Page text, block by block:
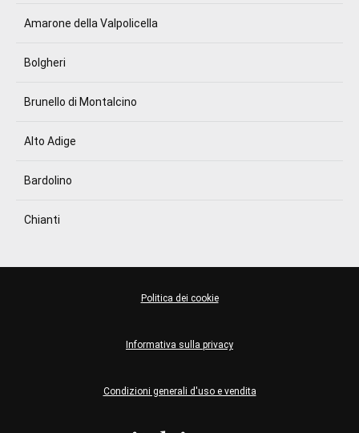
Amarone della Valpolicella
Bolgheri
Brunello di Montalcino
Alto Adige
Bardolino
Chianti
Condizioni generali d'uso e vendita
Informativa sulla privacy
Politica dei cookie